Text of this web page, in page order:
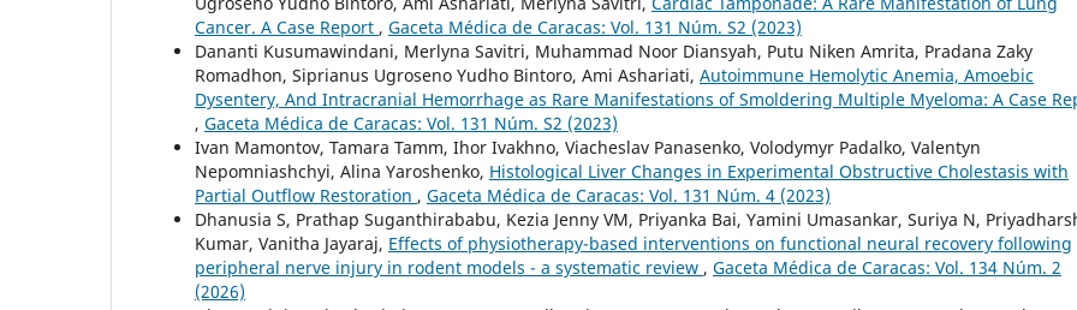
Cancer. A Case Report , Gaceta Médica de Caracas: Vol. 131 Núm. S2 (2023)
Dananti Kusumawindani, Merlyna Savitri, Muhammad Noor Diansyah, Putu Niken Amrita, Pradana Zaky
Romadhon, Siprianus Ugroseno Yudho Bintoro, Ami Ashariati, Autoimmune Hemolytic Anemia, Amoebic
Dysentery, And Intracranial Hemorrhage as Rare Manifestations of Smoldering Multiple Myeloma: A Case
, Gaceta Médica de Caracas: Vol. 131 Núm. S2 (2023)
Ivan Mamontov, Tamara Tamm, Ihor Ivakhno, Viacheslav Panasenko, Volodymyr Padalko, Valentyn
Nepomniashchyi, Alina Yaroshenko, Histological Liver Changes in Experimental Obstructive Cholestasis with
Partial Outflow Restoration , Gaceta Médica de Caracas: Vol. 131 Núm. 4 (2023)
Dhanusia S, Prathap Suganthirababu, Kezia Jenny VM, Priyanka Bai, Yamini Umasankar, Suriya N,
Kumar, Vanitha Jayaraj, Effects of physiotherapy-based interventions on functional neural recovery following
peripheral nerve injury in rodent models - a systematic review , Gaceta Médica de Caracas: Vol. 134 Núm. 2
(2026)